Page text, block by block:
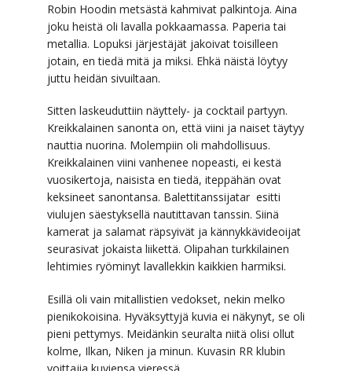
Robin Hoodin metsästä kahmivat palkintoja. Aina
joku heistä oli lavalla pokkaamassa. Paperia tai
metallia. Lopuksi järjestäjät jakoivat toisilleen
jotain, en tiedä mitä ja miksi. Ehkä näistä löytyy
juttu heidän sivuiltaan.
Sitten laskeuduttiin näyttely- ja cocktail partyyn.
Kreikkalainen sanonta on, että viini ja naiset täytyy
nauttia nuorina. Molempiin oli mahdollisuus.
Kreikkalainen viini vanhenee nopeasti, ei kestä
vuosikertoja, naisista en tiedä, iteppähän ovat
keksineet sanontansa. Balettitanssijatar esitti
viulujen säestyksellä nautittavan tanssin. Siinä
kamerat ja salamat räpsyivät ja kännykkävideoijat
seurasivat jokaista liikettä. Olipahan turkkilainen
lehtimies ryöminyt lavallekkin kaikkien harmiksi.
Esillä oli vain mitallistien vedokset, nekin melko
pienikokoisina. Hyväksyttyjä kuvia ei näkynyt, se oli
pieni pettymys. Meidänkin seuralta niitä olisi ollut
kolme, Ilkan, Niken ja minun. Kuvasin RR klubin